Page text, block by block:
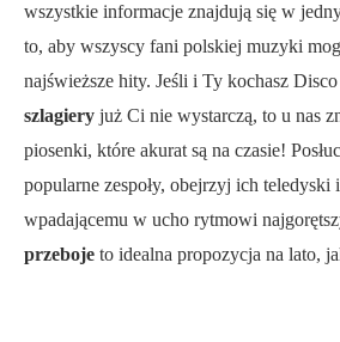
wszystkie informacje znajdują się w
to, aby wszyscy fani polskiej muzyki
najświeższe hity. Jeśli i Ty kochasz
szlagiery już Ci nie wystarczą, to u nas
piosenki, które akurat są na czasie!
popularne zespoły, obejrzyj ich teledyski
wpadającemu w ucho rytmowi
przeboje to idealna propozycja na lato,